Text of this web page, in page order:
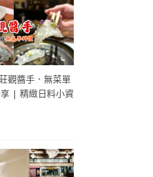
觀醬手．無菜單
| 精緻日料小資